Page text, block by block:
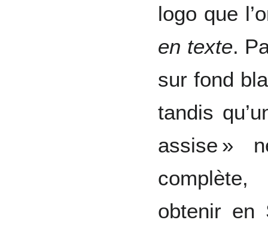
logo que
en texte.
sur fond
tandis
assise »
obtenir en